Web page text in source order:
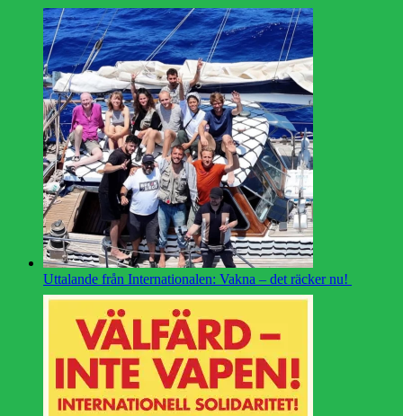
Uttalande från Internationalen: Vakna – det räcker nu!